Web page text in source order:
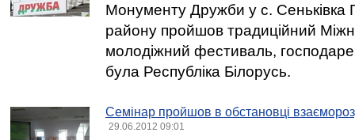
Монументу Дружби у с. Сеньківка
району пройшов традиційний
молодіжний фестиваль,
була Республіка Білорусь.
Семінар пройшов в обстановці
29.06.2012 09:01